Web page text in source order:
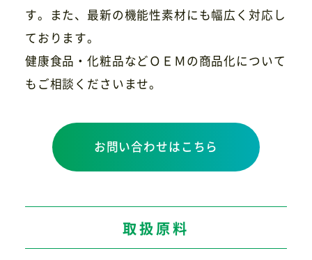
す。また、最新の機能性素材にも幅広く対応し
ております。
健康食品・化粧品などＯＥＭの商品化について
もご相談くださいませ。
お問い合わせはこちら
取扱原料